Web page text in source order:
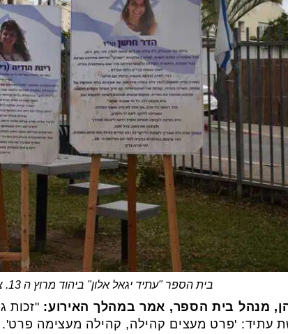
בית הספר "עתיד יגאל אלון" ביהוד מרוץ ה 13. צילום: רונית ששון תמם ונתנאל פיש
מנהל בית הספר, אמר במהלך האירוע: "זכות
עתיד: 'פרט מעצים קהילה, קהילה מעצימה פרט'.